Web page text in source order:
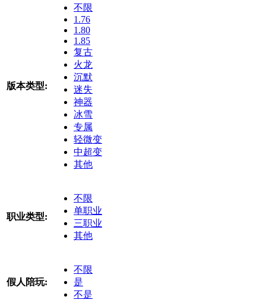
版本类型:
不限
1.76
1.80
1.85
复古
火龙
沉默
迷失
神器
冰雪
专属
轻微变
中超变
其他
职业类型:
不限
单职业
三职业
其他
假人陪玩:
不限
是
不是